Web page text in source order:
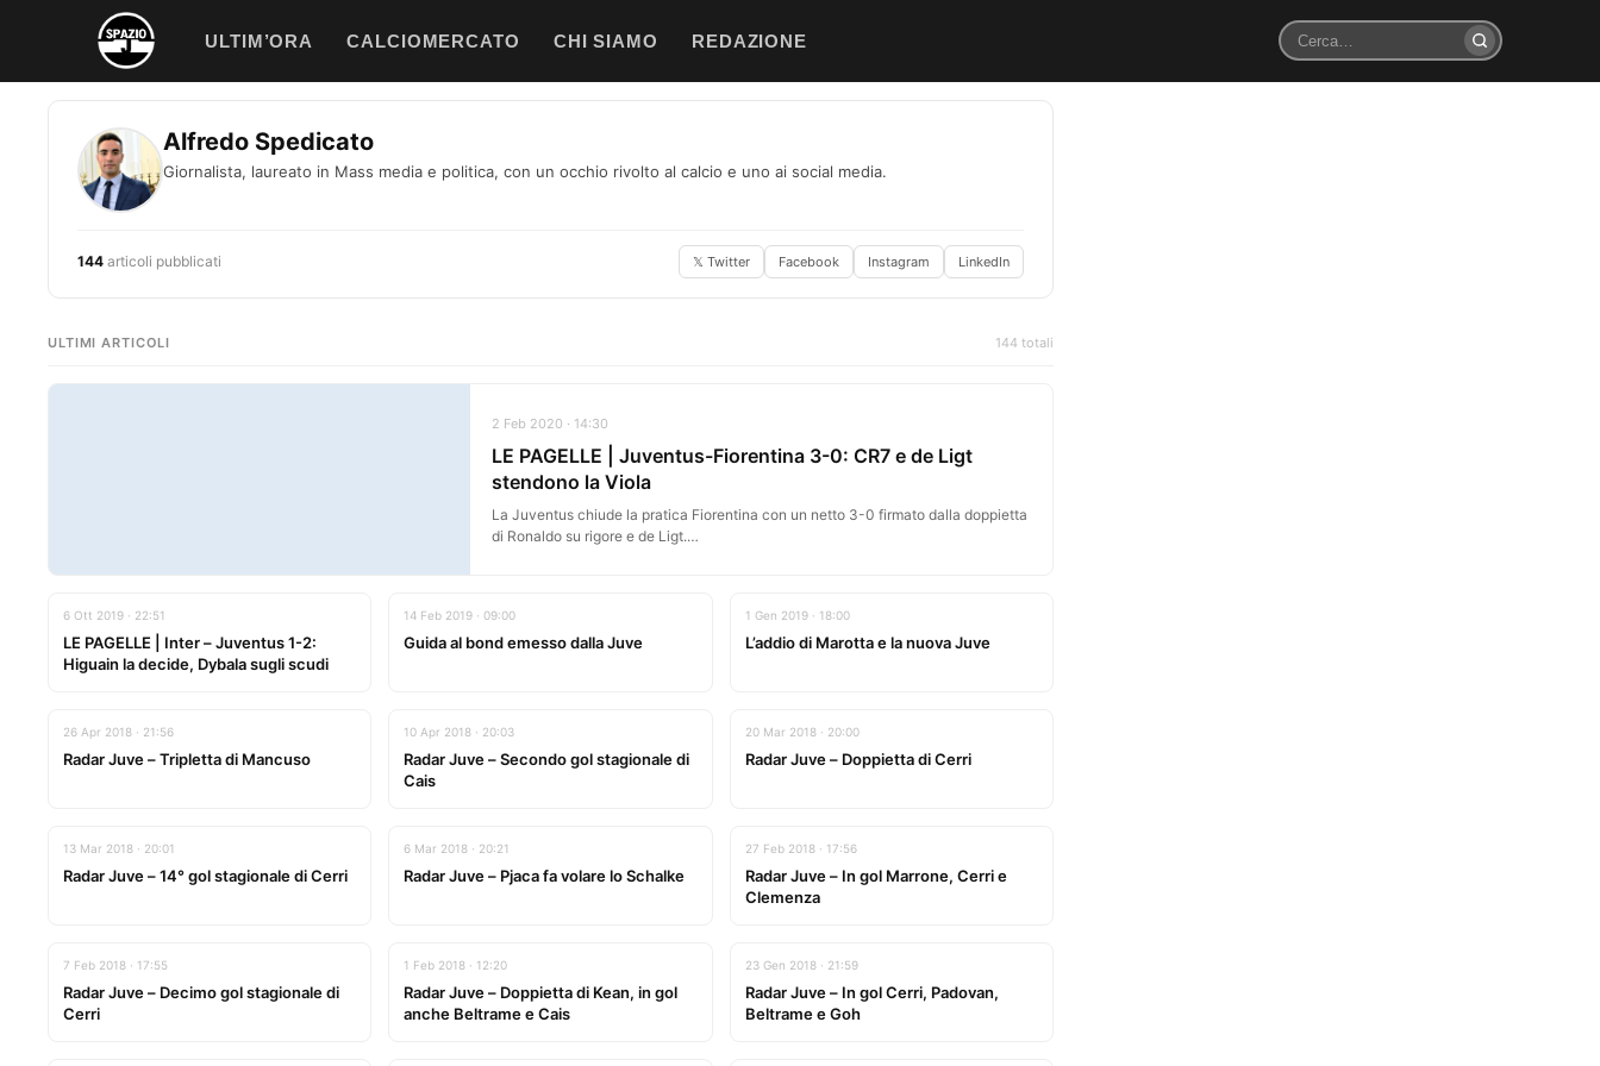
contenuto
ULTIM’ORA CALCIOMERCATO CHI SIAMO REDAZIONE
Cerca
Alfredo Spedicato
Giornalista, laureato in Mass media e politica, con un occhio rivolto al calcio e uno ai social media.
144 articoli pubblicati 𝕏 Twitter Facebook Instagram LinkedIn
ULTIMI ARTICOLI 144 totali
2 Feb 2020 · 14:30
LE PAGELLE | Juventus-Fiorentina 3-0: CR7 e de Ligt
stendono la Viola
La Juventus chiude la pratica Fiorentina con un netto 3-0 firmato dalla doppietta
di Ronaldo su rigore e de Ligt.…
6 Ott 2019 · 22:51
LE PAGELLE | Inter – Juventus 1-2:
Higuain la decide, Dybala sugli scudi
14 Feb 2019 · 09:00
Guida al bond emesso dalla Juve
1 Gen 2019 · 18:00
L’addio di Marotta e la nuova Juve
26 Apr 2018 · 21:56
Radar Juve – Tripletta di Mancuso
10 Apr 2018 · 20:03
Radar Juve – Secondo gol stagionale di
Cais
20 Mar 2018 · 20:00
Radar Juve – Doppietta di Cerri
13 Mar 2018 · 20:01
Radar Juve – 14° gol stagionale di Cerri
6 Mar 2018 · 20:21
Radar Juve – Pjaca fa volare lo Schalke
27 Feb 2018 · 17:56
Radar Juve – In gol Marrone, Cerri e
Clemenza
7 Feb 2018 · 17:55
Radar Juve – Decimo gol stagionale di
Cerri
1 Feb 2018 · 12:20
Radar Juve – Doppietta di Kean, in gol
anche Beltrame e Cais
23 Gen 2018 · 21:59
Radar Juve – In gol Cerri, Padovan,
Beltrame e Goh